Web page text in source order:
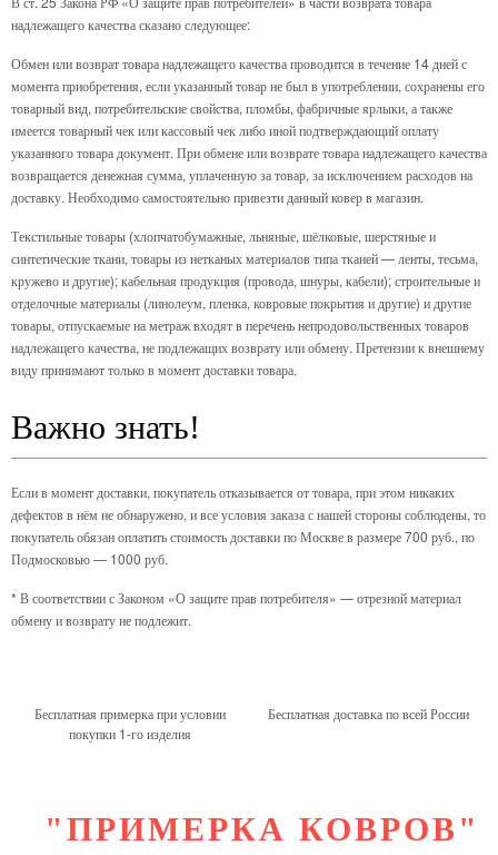
надлежащего качества сказано следующее:
Обмен или возврат товара надлежащего качества проводится в течение 14 дней с
момента приобретения, если указанный товар не был в употреблении, сохранены его
товарный вид, потребительские свойства, пломбы, фабричные ярлыки, а также
имеется товарный чек или кассовый чек либо иной подтверждающий оплату
указанного товара документ. При обмене или возврате товара надлежащего качества
возвращается денежная сумма, уплаченную за товар, за исключением расходов на
доставку. Необходимо самостоятельно привезти данный ковер в магазин.
Текстильные товары (хлопчатобумажные, льняные, шёлковые, шерстяные и
синтетические ткани, товары из нетканых материалов типа тканей — ленты, тесьма,
кружево и другие); кабельная продукция (провода, шнуры, кабели); строительные и
отделочные материалы (линолеум, пленка, ковровые покрытия и другие) и другие
товары, отпускаемые на метраж входят в перечень непродовольственных товаров
надлежащего качества, не подлежащих возврату или обмену. Претензии к внешнему
виду принимают только в момент доставки товара.
Важно знать!
Если в момент доставки, покупатель отказывается от товара, при этом никаких
дефектов в нём не обнаружено, и все условия заказа с нашей стороны соблюдены, то
покупатель обязан оплатить стоимость доставки по Москве в размере 700 руб., по
Подмосковью — 1000 руб.
* В соответствии с Законом «О защите прав потребителя» — отрезной материал
обмену и возврату не подлежит.
Бесплатная примерка при условии
покупки 1-го изделия
Бесплатная доставка по всей России
"ПРИМЕРКА КОВРОВ"